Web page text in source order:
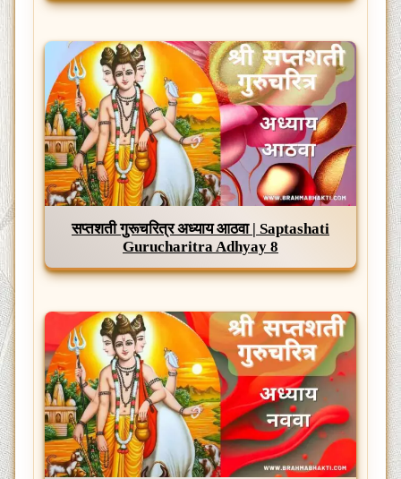
सप्तशती गुरूचरित्र अध्याय आठवा | Saptashati
Gurucharitra Adhyay 8